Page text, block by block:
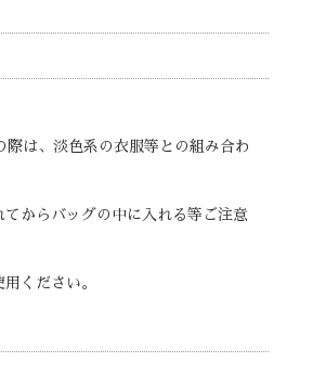
は、淡色系の衣服等との組み合わ
からバッグの中に入れる等ご注意
ください。